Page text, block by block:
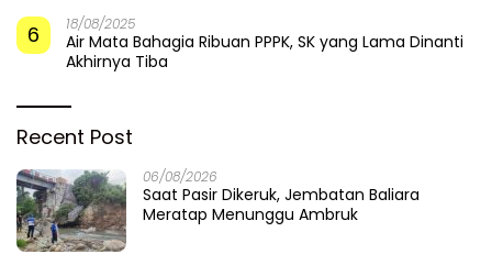
6 18/08/2025
Air Mata Bahagia Ribuan PPPK, SK yang Lama Dinanti
Akhirnya Tiba
Recent Post
06/08/2026
Saat Pasir Dikeruk, Jembatan Baliara
Meratap Menunggu Ambruk